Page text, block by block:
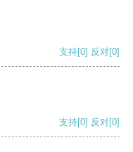
支持[0] 反对[0]
支持[0] 反对[0]